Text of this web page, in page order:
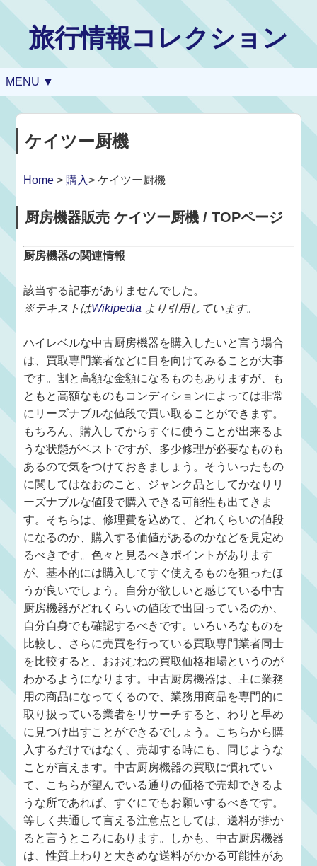
旅行情報コレクション
MENU ▼
ケイツー厨機
Home > 購入> ケイツー厨機
厨房機器販売 ケイツー厨機 / TOPページ
厨房機器の関連情報
該当する記事がありませんでした。
※テキストはWikipedia より引用しています。
ハイレベルな中古厨房機器を購入したいと言う場合
は、買取専門業者などに目を向けてみることが大事
です。割と高額な金額になるものもありますが、も
ともと高額なものもコンディションによっては非常
にリーズナブルな値段で買い取ることができます。
もちろん、購入してからすぐに使うことが出来るよ
うな状態がベストですが、多少修理が必要なものも
あるので気をつけておきましょう。そういったもの
に関してはなおのこと、ジャンク品としてかなりリ
ーズナブルな値段で購入できる可能性も出てきま
す。そちらは、修理費を込めて、どれくらいの値段
になるのか、購入する価値があるのかなどを見定め
るべきです。色々と見るべきポイントがあります
が、基本的には購入してすぐ使えるものを狙ったほ
うが良いでしょう。自分が欲しいと感じている中古
厨房機器がどれくらいの値段で出回っているのか、
自分自身でも確認するべきです。いろいろなものを
比較し、さらに売買を行っている買取専門業者同士
を比較すると、おおむねの買取価格相場というのが
わかるようになります。中古厨房機器は、主に業務
用の商品になってくるので、業務用商品を専門的に
取り扱っている業者をリサーチすると、わりと早め
に見つけ出すことができるでしょう。こちらから購
入するだけではなく、売却する時にも、同じような
ことが言えます。中古厨房機器の買取に慣れてい
て、こちらが望んでいる通りの価格で売却できるよ
うな所であれば、すぐにでもお願いするべきです。
等しく共通して言える注意点としては、送料が掛か
ると言うところにあります。しかも、中古厨房機器
は、性質上わりと大きめな送料がかかる可能性があ